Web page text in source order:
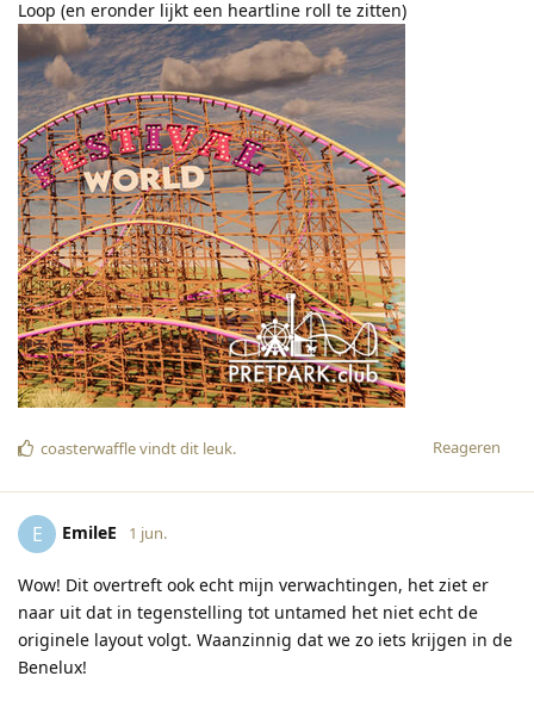
Loop (en eronder lijkt een heartline roll te zitten)
Reageren
coasterwafflevindt dit leuk.
E EmileE 1 jun.
Wow! Dit overtreft ook echt mijn verwachtingen, het ziet er
naar uit dat in tegenstelling tot untamed het niet echt de
originele layout volgt. Waanzinnig dat we zo iets krijgen in de
Benelux!